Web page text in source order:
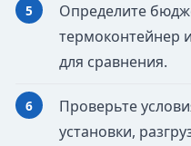
Определите
термоконтейнер
для сравнения.
Проверьте
установки,